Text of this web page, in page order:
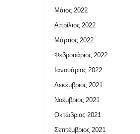
Μάιος 2022
Απρίλιος 2022
Μάρτιος 2022
Φεβρουάριος 2022
Ιανουάριος 2022
Δεκέμβριος 2021
Νοέμβριος 2021
Οκτώβριος 2021
Σεπτέμβριος 2021